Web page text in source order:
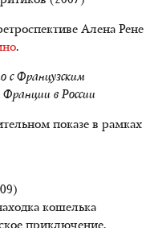
Алена Рене
.
с Французским
в России
показе в рамках
кошелька